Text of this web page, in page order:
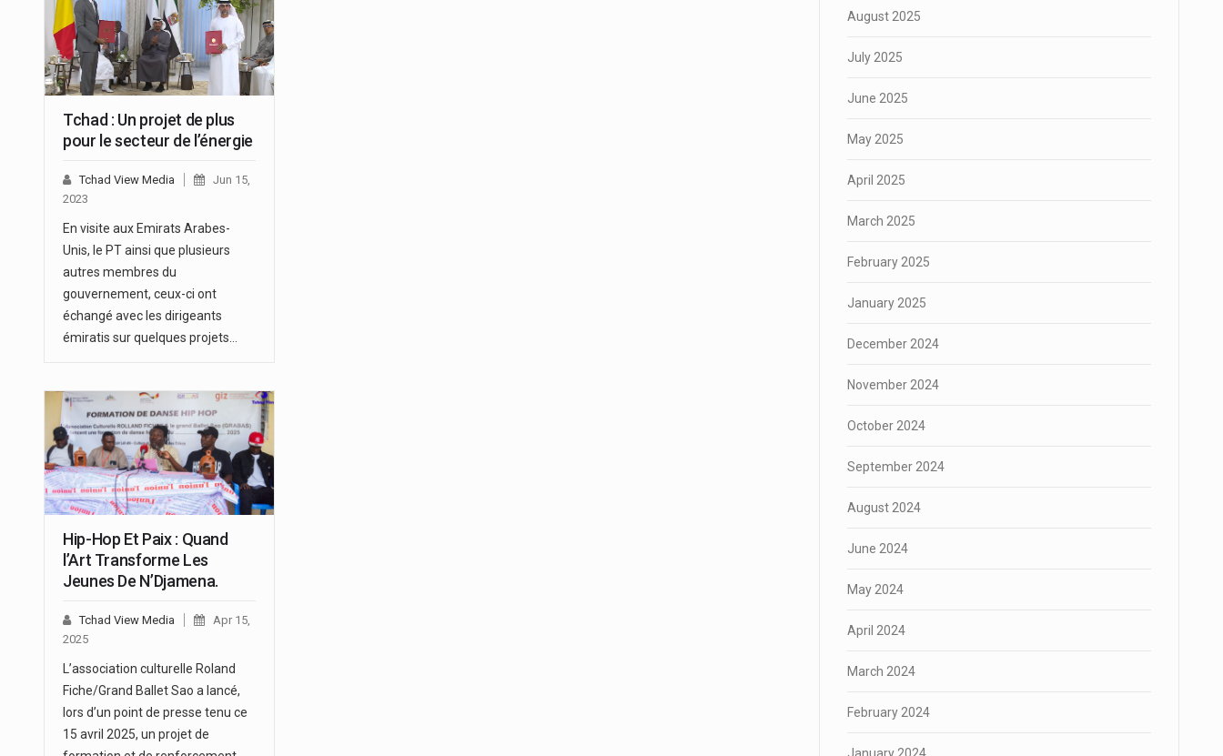
Tchad : Un projet de plus
pour le secteur de l’énergie
Tchad View Media
Jun 15,
2023
En visite aux Emirats Arabes-
Unis, le PT ainsi que plusieurs
autres membres du
gouvernement, ceux-ci ont
échangé avec les dirigeants
émiratis sur quelques projets…
Hip-Hop Et Paix : Quand
l’Art Transforme Les
Jeunes De N’Djamena.
Tchad View Media
Apr 15,
2025
L’association culturelle Roland
Fiche/Grand Ballet Sao a lancé,
lors d’un point de presse tenu ce
15 avril 2025, un projet de
August 2025
July 2025
June 2025
May 2025
April 2025
March 2025
February 2025
January 2025
December 2024
November 2024
October 2024
September 2024
August 2024
June 2024
May 2024
April 2024
March 2024
February 2024